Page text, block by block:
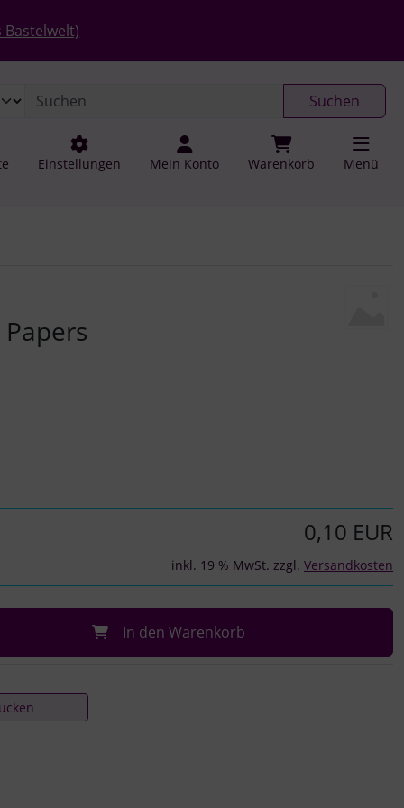
Bastelwelt)
Suchen
Einstellungen Mein Konto Warenkorb Menü
Zum Vergrößern klicken Sie auf das Bild.
0,10 EUR
inkl. 19 % MwSt. zzgl. Versandkosten
In den Warenkorb